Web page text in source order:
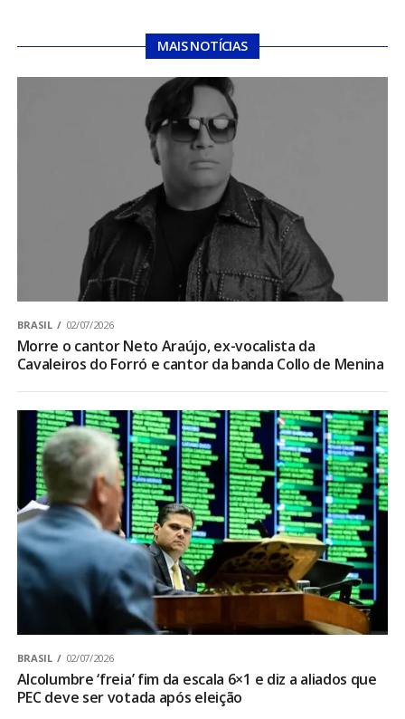
MAIS NOTÍCIAS
BRASIL 02/07/2026
Morre o cantor Neto Araújo, ex-vocalista da
Cavaleiros do Forró e cantor da banda Collo de Menina
BRASIL 02/07/2026
Alcolumbre ‘freia’ fim da escala 6×1 e diz a aliados que
PEC deve ser votada após eleição